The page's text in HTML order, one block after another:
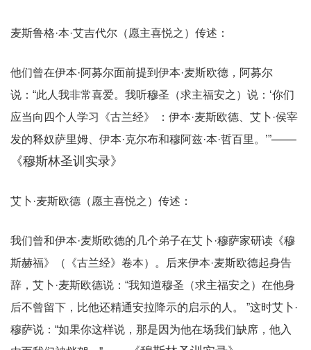
麦斯鲁格·本·艾吉代尔（愿主喜悦之）传述：
他们曾在伊本·阿募尔面前提到伊本·麦斯欧德，阿募尔
说：“此人我非常喜爱。我听穆圣（求主福安之）说：‘你们
应当向四个人学习《古兰经》 ：伊本·麦斯欧德、艾卜·侯宰
发的释奴萨里姆、伊本·克尔布和穆阿兹·本·哲百里。’”——
《穆斯林圣训实录》
艾卜·麦斯欧德（愿主喜悦之）传述：
我们曾和伊本·麦斯欧德的几个弟子在艾卜·穆萨家研读《穆
斯赫福》（《古兰经》卷本）。后来伊本·麦斯欧德起身告
辞，艾卜·麦斯欧德说：“我知道穆圣（求主福安之）在他身
后不曾留下，比他还精通安拉降示的启示的人。 ”这时艾卜·
穆萨说：“如果你这样说，那是因为他在场我们缺席，他入